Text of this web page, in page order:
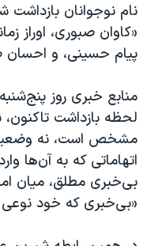
نام نوجوانان بازداشت
«کاوان صبوری، اوراز
پیام حسینی، و
لحظه بازداشت
مشخص است، نه
اتهاماتی که به آن‌ها
بی‌خبری مطلق، میان
«بی‌خبری که خود